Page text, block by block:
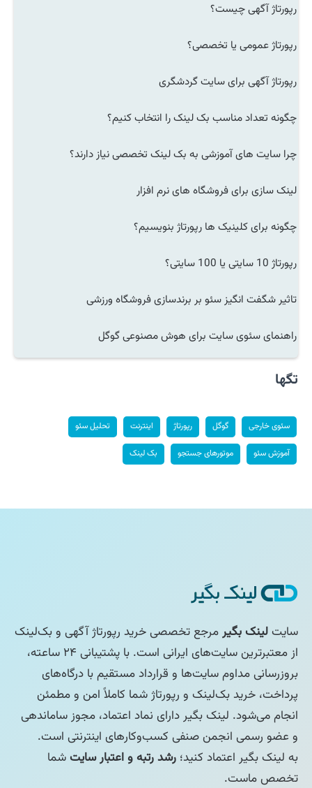
رپورتاژ آگهی چیست؟
رپورتاژ عمومی یا تخصصی؟
رپورتاژ آگهی برای سایت گردشگری
چگونه تعداد مناسب بک لینک را انتخاب کنیم؟
چرا سایت های آموزشی به بک لینک تخصصی نیاز دارند؟
لینک سازی برای فروشگاه های نرم افزار
چگونه برای کلینیک ها رپورتاژ بنویسیم؟
رپورتاژ 10 سایتی یا 100 سایتی؟
تاثیر شگفت انگیز سئو بر برندسازی فروشگاه ورزشی
راهنمای سئوی سایت برای هوش مصنوعی گوگل
تگها
سئوی خارجی گوگل رپورتاژ اینترنت تحلیل سئو
آموزش سئو موتورهای جستجو بک لینک
سایتلینک بگیرمرجع تخصصی خرید رپورتاژ آگهی و بک‌لینک
از معتبرترین سایت‌های ایرانی است. با پشتیبانی ۲۴ ساعته،
بروزرسانی مداوم سایت‌ها و قرارداد مستقیم با درگاه‌های
پرداخت، خرید بک‌لینک و رپورتاژ شما کاملاً امن و مطمئن
انجام می‌شود. لینک بگیر دارای نماد اعتماد، مجوز ساماندهی
و عضو رسمی انجمن صنفی کسب‌وکارهای اینترنتی است.
به لینک بگیر اعتماد کنید؛ رشد رتبه و اعتبار سایتشما
تخصص ماست.